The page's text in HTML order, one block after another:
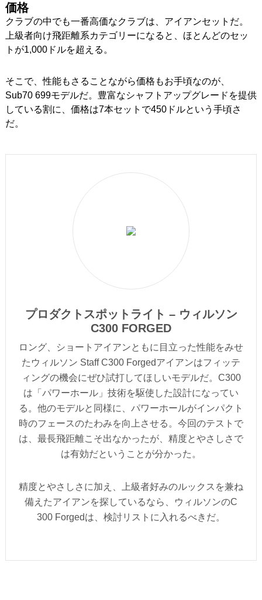
価格
クラブの中でも一番高価なクラブは、アイアンセットだ。
上級者向け飛距離系カテゴリーになると、ほとんどのセッ
トが1,000ドルを超える。
そこで、性能もさることながら価格もお手頃なのが、
Sub70 699モデルだ。豊富なシャフトアップグレードを提供
している割に、価格は7本セットで450ドルという手頃さ
だ。
プロダクトスポットライト – ウィルソン
C300 FORGED
ロング、ショートアイアンともに目立った性能をみせ
たウィルソン Staff C300 Forgedアイアンはフィッテ
ィングの機会にぜひ試打してほしいモデルだ。C300
は「パワーホール」技術を駆使した設計になってい
る。他のモデルと同様に、パワーホールがインパクト
時のフェースのたわみを向上させる。今回のテストで
は、最長飛距離こそ出なかったが、精度とやさしさで
は有効だということが分かった。
精度とやさしさに加え、上級者好みのルックスを兼ね
備えたアイアンを探しているなら、ウィルソンのC
300 Forgedは、検討リストに入れるべきだ。